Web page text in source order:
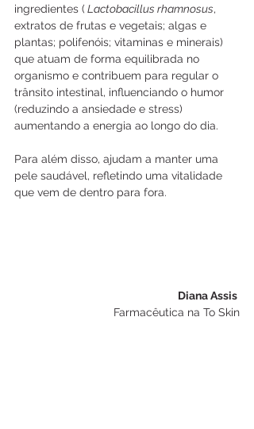
ingredientes ( Lactobacillus rhamnosus,
extratos de frutas e vegetais; algas e
plantas; polifenóis; vitaminas e minerais)
que atuam de forma equilibrada no
organismo e contribuem para regular o
trânsito intestinal, influenciando o humor
(reduzindo a ansiedade e stress)
aumentando a energia ao longo do dia.
Para além disso, ajudam a manter uma
pele saudável, refletindo uma vitalidade
que vem de dentro para fora.
Diana Assis
Farmacêutica na To Skin